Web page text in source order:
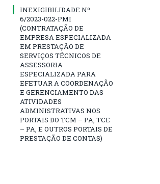
INEXIGIBILIDADE Nº
6/2023-022-PMI
(CONTRATAÇÃO DE
EMPRESA ESPECIALIZADA
EM PRESTAÇÃO DE
SERVIÇOS TÉCNICOS DE
ASSESSORIA
ESPECIALIZADA PARA
EFETUAR A COORDENAÇÃO
E GERENCIAMENTO DAS
ATIVIDADES
ADMINISTRATIVAS NOS
PORTAIS DO TCM – PA, TCE
– PA, E OUTROS PORTAIS DE
PRESTAÇÃO DE CONTAS)